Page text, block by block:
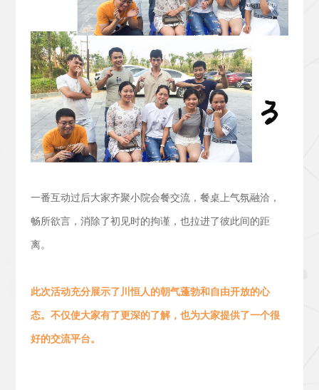
一番互动过后大家齐聚小院会餐交流， 餐桌上气氛融洽，
畅所欲言，消除了初见时的拘谨，也拉进了彼此间的距
离。
此次活动充分展示了川恒人的朝气蓬勃和 自由开放的心
态。 不仅使大家有了更深的了解，也为大家提供了一个很
好的交流平台。